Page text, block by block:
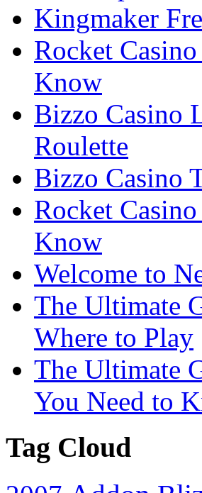
Kingmaker
Rocket
Know
Bizzo Casino
Roulette
Bizzo Casino
Rocket
Know
Welcome to
The Ultimate
Where to Play
The Ultimate
You Need to
Tag Cloud